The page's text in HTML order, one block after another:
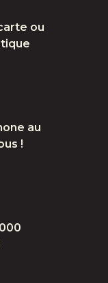
ou
au
!